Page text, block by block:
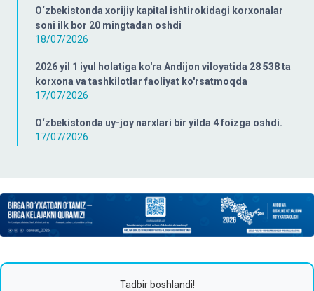
O‘zbekistonda xorijiy kapital ishtirokidagi korxonalar
soni ilk bor 20 mingtadan oshdi
18/07/2026
2026 yil 1 iyul holatiga ko'ra Andijon viloyatida 28 538 ta
korxona va tashkilotlar faoliyat ko'rsatmoqda
17/07/2026
O‘zbekistonda uy-joy narxlari bir yilda 4 foizga oshdi.
17/07/2026
Tadbir boshlandi!